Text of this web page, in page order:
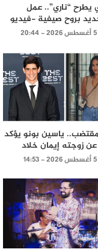
يطرح “ناري”.. عمل
بروح صيفية -فيديو
ياسين بونو يؤكد
عن زوجته إيمان خلاد